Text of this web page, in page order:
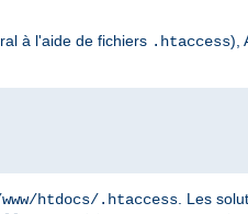
à l'aide de fichiers .htaccess),
htdocs/.htaccess . Les